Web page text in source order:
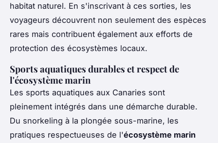
habitat naturel. En s'inscrivant à ces sorties, les
voyageurs découvrent non seulement des espèces
rares mais contribuent également aux efforts de
protection des écosystèmes locaux.
Sports aquatiques durables et respect de
l'écosystème marin
Les sports aquatiques aux Canaries sont
pleinement intégrés dans une démarche durable.
Du snorkeling à la plongée sous-marine, les
pratiques respectueuses de l'écosystème marin